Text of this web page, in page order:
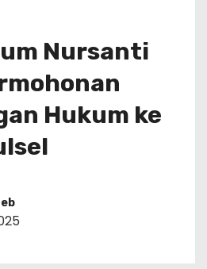
Nursanti
Hukum ke